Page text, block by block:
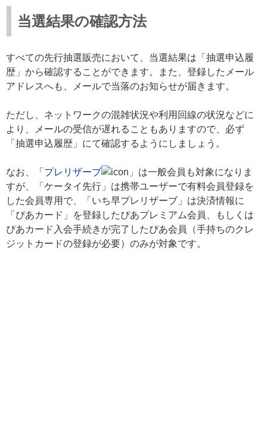
当選結果の確認方法
すべての先行抽選販売において、当選結果は「抽選申込履
歴」から確認することができます。また、登録したメール
アドレスへも、メールで当落のお知らせが届きます。
ただし、ネットワークの混雑状況や利用回線の状況などに
より、メールの受信が遅れることもありますので、必ず
「抽選申込履歴」にて確認するようにしましょう。
なお、「 プレリザーブ
」は一般会員も対象になりま
すが、「ケータイ先行」は携帯ユーザーで有料会員登録を
した会員専用で、「いち早プレリザーブ」は決済情報に
「ぴあカード」を登録したぴあプレミアム会員、もしくは
ぴあカード入会手続きが完了したぴあ会員（手持ちのクレ
ジットカードの登録が必要）のみが対象です。